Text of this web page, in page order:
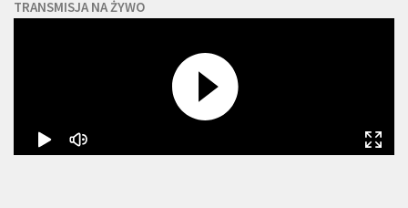
TRANSMISJA NA ŻYWO